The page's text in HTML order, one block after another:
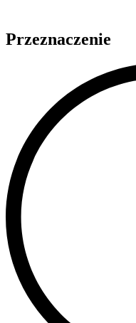
Przeznaczenie